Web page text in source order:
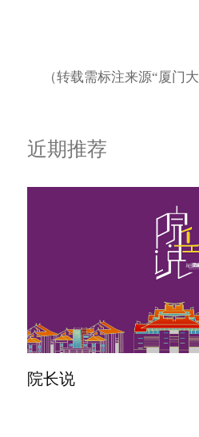
（转载需标注来源“厦门
近期推荐
院长说